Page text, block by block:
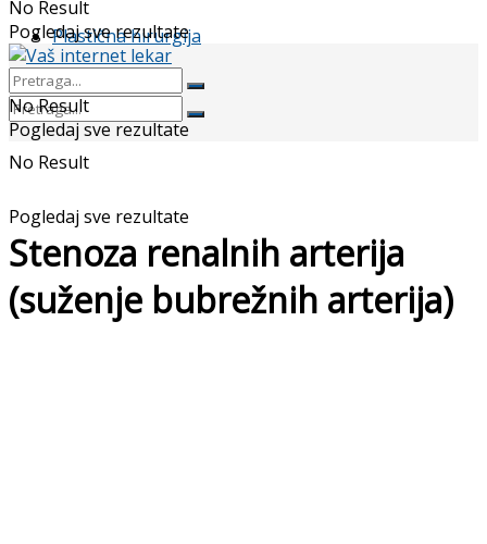
Plastična hirurgija
No Result
Pogledaj sve rezultate
No Result
Pogledaj sve rezultate
No Result
Pogledaj sve rezultate
Stenoza renalnih arterija
(suženje bubrežnih arterija)